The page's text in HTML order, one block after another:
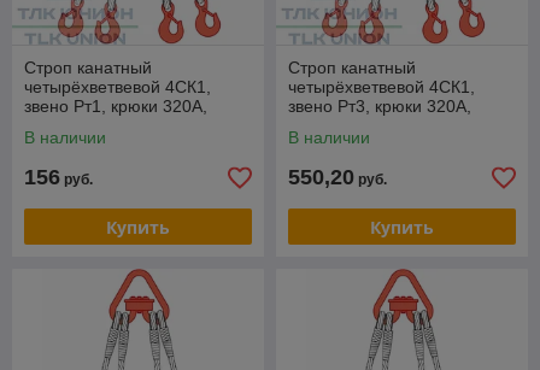
Строп канатный
четырёхветвевой 4СК1,
звено Рт1, крюки 320А,
РОМЕК
В наличии
156 руб.
Купить
Строп канатный
четырёхветвевой 4СК1,
звено Рт3, крюки 320А,
РОМЕК
В наличии
550,20 руб.
Купить